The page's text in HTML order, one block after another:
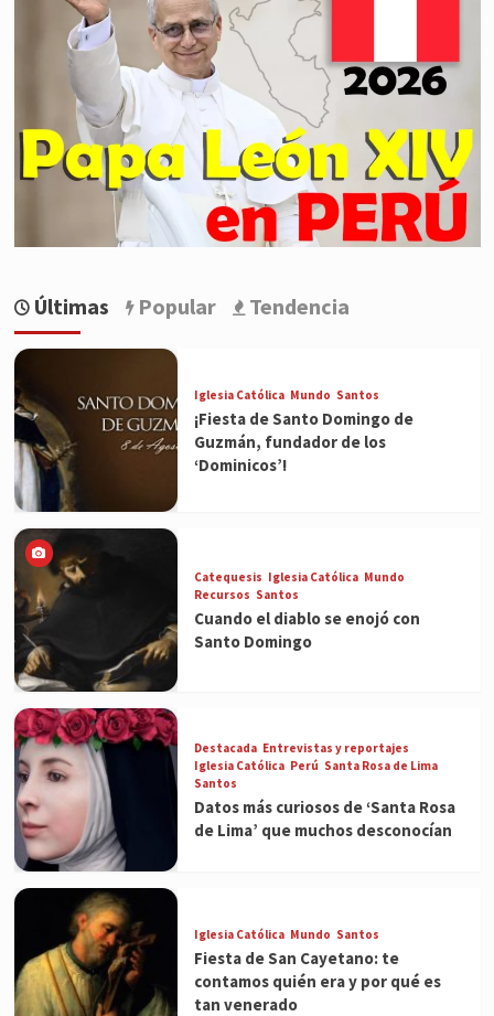
Últimas Popular Tendencia
Iglesia Católica Mundo Santos
¡Fiesta de Santo Domingo de
Guzmán, fundador de los
‘Dominicos’!
Catequesis Iglesia Católica Mundo
Recursos Santos
Cuando el diablo se enojó con
Santo Domingo
Destacada Entrevistas y reportajes
Iglesia Católica Perú Santa Rosa de Lima
Santos
Datos más curiosos de ‘Santa Rosa
de Lima’ que muchos desconocían
Iglesia Católica Mundo Santos
Fiesta de San Cayetano: te
contamos quién era y por qué es
tan venerado